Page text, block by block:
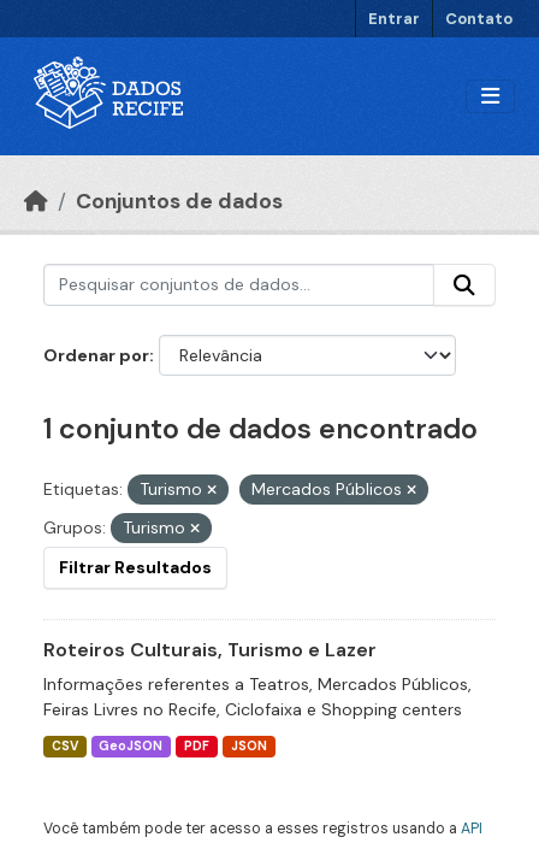
Entrar Contato
Conjuntos de dados
Ordenar por
1 conjunto de dados encontrado
Etiquetas: Turismo
Mercados Públicos
Grupos:
Turismo
Filtrar Resultados
Roteiros Culturais, Turismo e Lazer
Informações referentes a Teatros, Mercados Públicos,
Feiras Livres no Recife, Ciclofaixa e Shopping centers
CSV GeoJSON PDF JSON
Você também pode ter acesso a esses registros usando a API